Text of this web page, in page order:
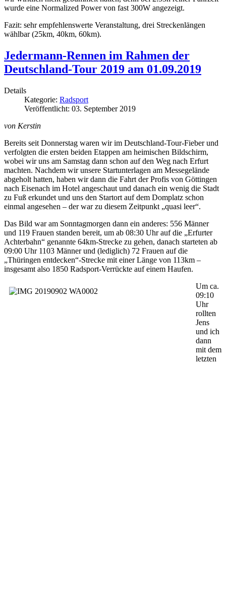
wurde eine Normalized Power von fast 300W angezeigt.
Fazit: sehr empfehlenswerte Veranstaltung, drei Streckenlängen
wählbar (25km, 40km, 60km).
Jedermann-Rennen im Rahmen der
Deutschland-Tour 2019 am 01.09.2019
Details
Kategorie: Radsport
Veröffentlicht: 03. September 2019
von Kerstin
Bereits seit Donnerstag waren wir im Deutschland-Tour-Fieber und
verfolgten die ersten beiden Etappen am heimischen Bildschirm,
wobei wir uns am Samstag dann schon auf den Weg nach Erfurt
machten. Nachdem wir unsere Startunterlagen am Messegelände
abgeholt hatten, haben wir dann die Fahrt der Profis von Göttingen
nach Eisenach im Hotel angeschaut und danach ein wenig die Stadt
zu Fuß erkundet und uns den Startort auf dem Domplatz schon
einmal angesehen – der war zu diesem Zeitpunkt „quasi leer“.
Das Bild war am Sonntagmorgen dann ein anderes: 556 Männer
und 119 Frauen standen bereit, um ab 08:30 Uhr auf die „Erfurter
Achterbahn“ genannte 64km-Strecke zu gehen, danach starteten ab
09:00 Uhr 1103 Männer und (lediglich) 72 Frauen auf die
„Thüringen entdecken“-Strecke mit einer Länge von 113km –
insgesamt also 1850 Radsport-Verrückte auf einem Haufen.
Um ca.
09:10
Uhr
rollten
Jens
und ich
dann
mit dem
letzten